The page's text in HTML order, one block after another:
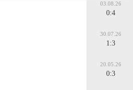
03.08.26
0:4
30.07.26
1:3
20.05.26
0:3